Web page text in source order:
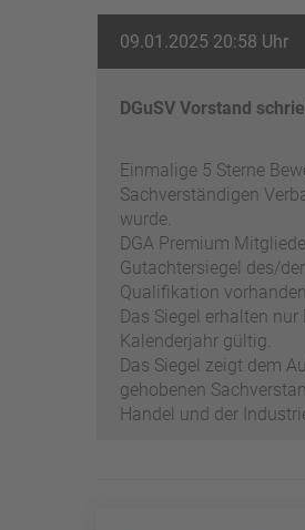
09.01.2025 20:58 Uhr
DGuSV Vorstand
Einmalige 5 Sterne
Sachverständigen
wurde.
DGA Premium
Gutachtersiegel des/
Qualifikation
Das Siegel erhalten
Kalenderjahr gültig.
Das Siegel zeigt dem
gehobenen
Handel und der